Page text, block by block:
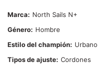
Marca
North Sails N+
Género
Hombre
Estilo del champión
Urbano
Tipos de ajuste Cordones